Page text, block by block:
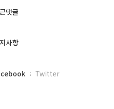
댓글
사항
Twitter